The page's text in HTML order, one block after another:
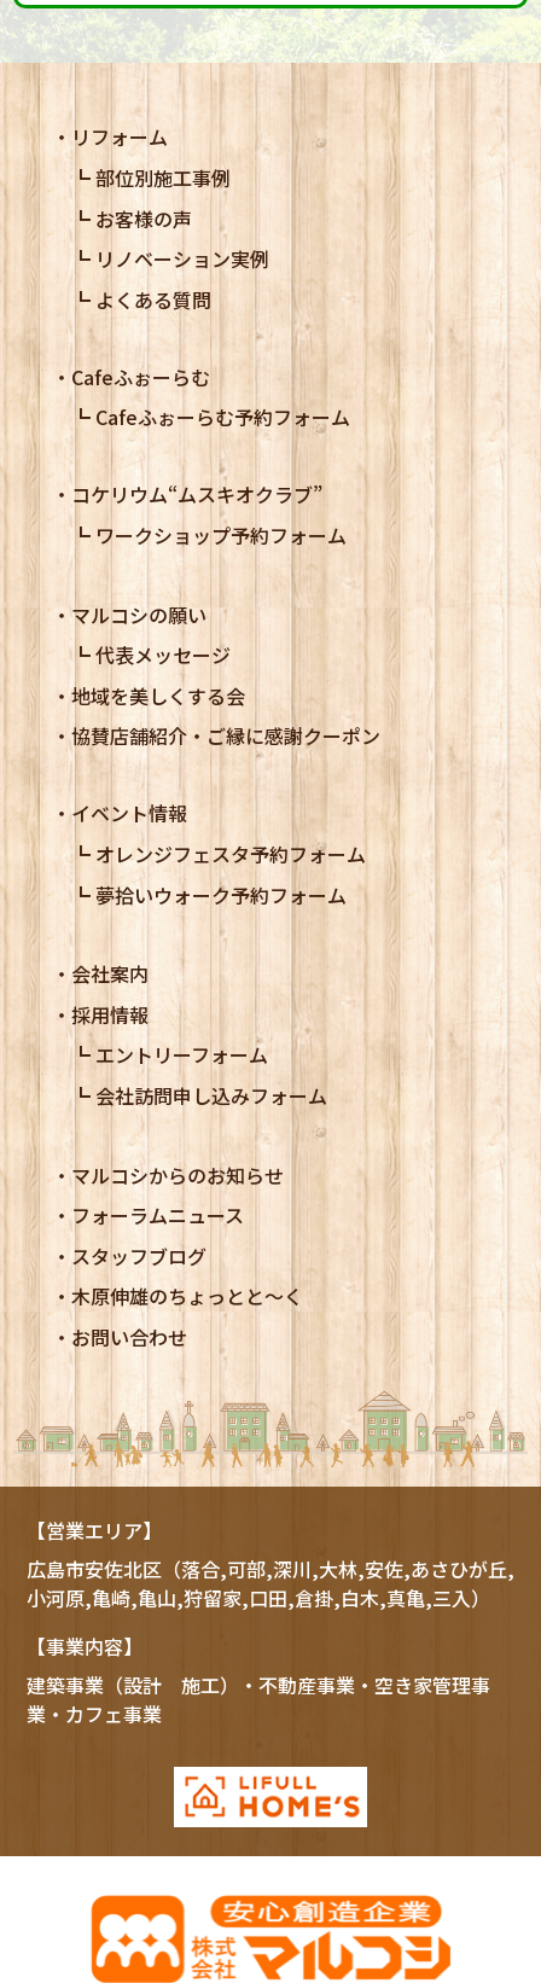
リフォーム
部位別施工事例
お客様の声
リノベーション実例
よくある質問
Cafeふぉーらむ
Cafeふぉーらむ予約フォーム
コケリウム“ムスキオクラブ”
ワークショップ予約フォーム
マルコシの願い
代表メッセージ
地域を美しくする会
協賛店舗紹介・ご縁に感謝クーポン
イベント情報
オレンジフェスタ予約フォーム
夢拾いウォーク予約フォーム
会社案内
採用情報
エントリーフォーム
会社訪問申し込みフォーム
マルコシからのお知らせ
フォーラムニュース
スタッフブログ
木原伸雄のちょっとと～く
お問い合わせ
【営業エリア】
広島市安佐北区（落合,可部,深川,大林,安佐,あさひが丘,
小河原,亀崎,亀山,狩留家,口田,倉掛,白木,真亀,三入）
【事業内容】
建築事業（設計 施工）・不動産事業・空き家管理事
業・カフェ事業